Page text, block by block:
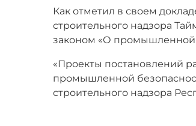
Как отметил в своем
строительного надзора
законом «О промышленной
«Проекты постановлений
промышленной
строительного надзора